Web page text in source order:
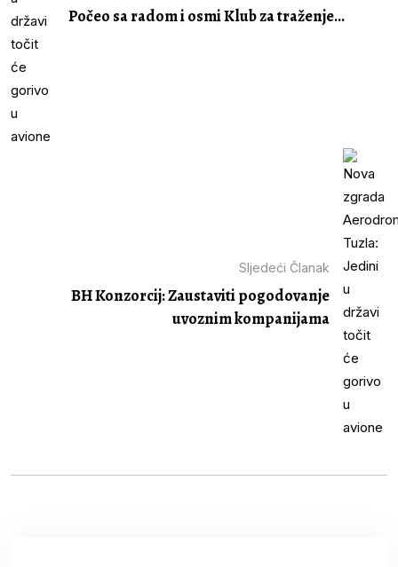
Počeo sa radom i osmi Klub za traženje...
Sljedeći Članak
BH Konzorcij: Zaustaviti pogodovanje
uvoznim kompanijama